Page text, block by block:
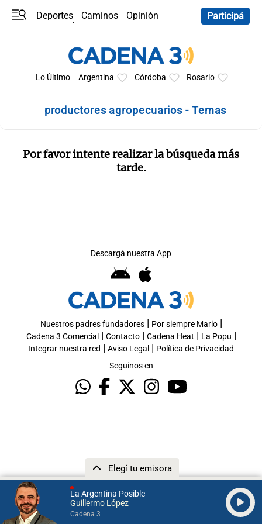
La Argentina Posible
Guillermo López
Cadena 3
Elegí tu emisora
Deportes Caminos
Opinión
Participá
Lo Último Argentina Córdoba Rosario
productores agropecuarios - Temas
Por favor intente realizar la búsqueda más
tarde.
Descargá nuestra App
Nuestros padres fundadores| Por siempre Mario|
Cadena 3 Comercial | Contacto| Cadena Heat | La Popu |
Integrar nuestra red | Aviso Legal | Política de Privacidad
Seguinos en